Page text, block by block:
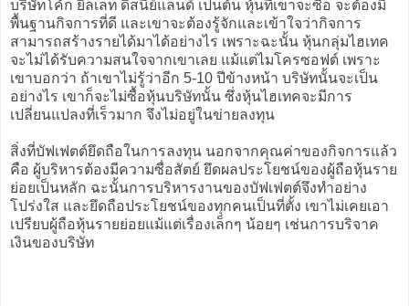
บริษัทโค้ก ยิลเลท ดิสนีย์แลนด์ เป็นต้น หุ้นที่เขาจะซื้อ จะต้องมี
พื้นฐานกิจการที่ดี และเขาจะต้องรู้จักและเข้าใจว่ากิจการ
สามารถสร้างรายได้มาได้อย่างไร เพราะฉะนั้น หุ้นกลุ่มไฮเทค
จะไม่ได้รับความสนใจจากเขาเลย แม้แต่ไมโครซอฟต์ เพราะ
เขาบอกว่า ถ้าเขาไม่รู้ว่าอีก 5-10 ปีข้างหน้า บริษัทนั้นจะเป็น
อย่างไร เขาก็จะไม่ซื้อหุ้นบริษัทนั้น ซึ่งหุ้นไฮเทคจะมีการ
เปลี่ยนแปลงที่เร็วมาก จึงไม่อยู่ในข่ายลงทุน
สิ่งที่บัฟเฟตต์ยึดถือในการลงทุน นอกจากคุณค่าของกิจการแล้ว
คือ ผู้บริหารต้องมีความซื่อสัตย์ ยึดผลประโยชน์ของผู้ถือหุ้นราย
ย่อยเป็นหลัก ฉะนั้นการบริหารงานของบัฟเฟตต์จึงทำอย่าง
โปร่งใส และยึดถือประโยชน์ของทุกคนเป็นที่ตั้ง เขาไม่เคยเอา
เปรียบผู้ถือหุ้นรายย่อยแม้แต่เรื่องเล็กๆ น้อยๆ เช่นการบริจาค
เงินของบริษัท